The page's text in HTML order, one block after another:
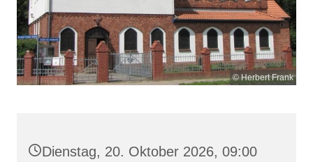
© Herbert Frank
Dienstag, 20. Oktober 2026, 09:00